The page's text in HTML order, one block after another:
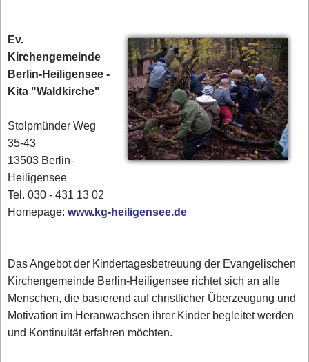
Ev.
Kirchengemeinde
Berlin-Heiligensee -
Kita "Waldkirche"
Stolpmünder Weg
35-43
13503 Berlin-
Heiligensee
Tel. 030 - 431 13 02‎
Homepage:www.kg-heiligensee.de
Das Angebot der Kindertagesbetreuung der Evangelischen
Kirchengemeinde Berlin-Heiligensee richtet sich an alle
Menschen, die basierend auf christlicher Überzeugung und
Motivation im Heranwachsen ihrer Kinder begleitet werden
und Kontinuität erfahren möchten.